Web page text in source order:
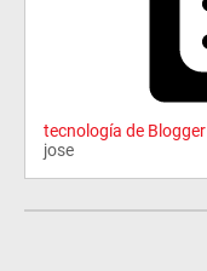
tecnología de Blogger
jose